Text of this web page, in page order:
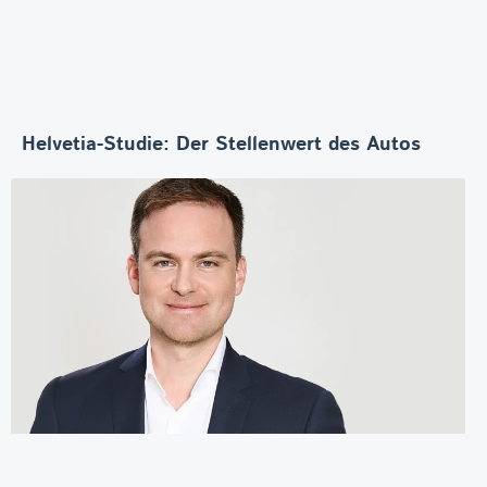
Helvetia-Studie: Der Stellenwert des Autos